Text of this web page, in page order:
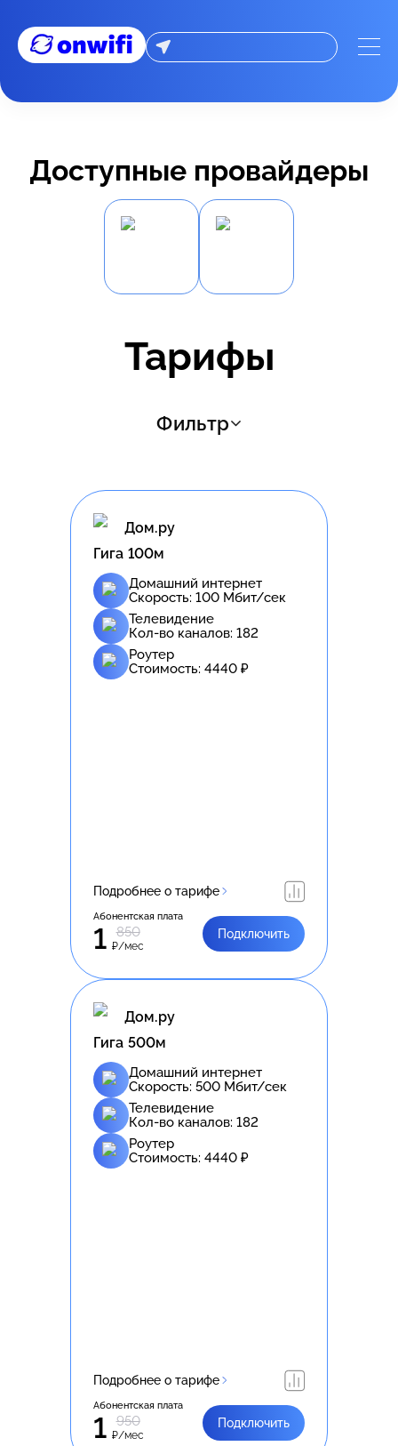
Доступные провайдеры
Тарифы
Фильтр
Дом.ру
Гига 100м
Домашний интернет
Скорость: 100 Мбит/сек
Телевидение
Кол-во каналов: 182
Роутер
Стоимость: 4440 ₽
Подробнее о тарифе
Абонентская плата
1 850
₽/мес
Подключить
Дом.ру
Гига 500м
Домашний интернет
Скорость: 500 Мбит/сек
Телевидение
Кол-во каналов: 182
Роутер
Стоимость: 4440 ₽
Подробнее о тарифе
Абонентская плата
1 950
₽/мес
Подключить